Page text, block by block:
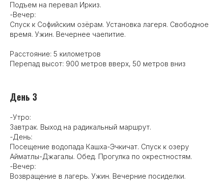
Подъем на перевал Иркиз.
-Вечер:
Спуск к Софийским озёрам. Установка лагеря. Свободное
время. Ужин. Вечернее чаепитие.
Расстояние: 5 километров
Перепад высот: 900 метров вверх, 50 метров вниз
День 3
-Утро:
Завтрак. Выход на радикальный маршрут.
-День:
Посещение водопада Кашха-Эчкичат. Спуск к озеру
Айматлы-Джагалы. Обед. Прогулка по окрестностям.
-Вечер:
Возвращение в лагерь. Ужин. Вечерние посиделки.